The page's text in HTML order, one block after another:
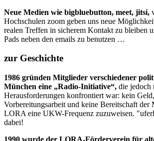
Neue Medien wie bigbluebutton, meet, jitsi,
Hochschulen zoom geben uns neue
realen Treffen in sicherem Kontakt zu bleiben
Pads neben den emails zu benutzen …
zur Geschichte
1986 gründen Mitglieder verschiedener
München eine „Radio-Initiative“, die jedoch
Herausforderungen konfrontiert war: kein
Vorbereitungsarbeit und keine Bereitschaft der
LORA eine UKW-Frequenz zuzuweisen.
dabei!
1990 wurde der LORA-Förderverein für